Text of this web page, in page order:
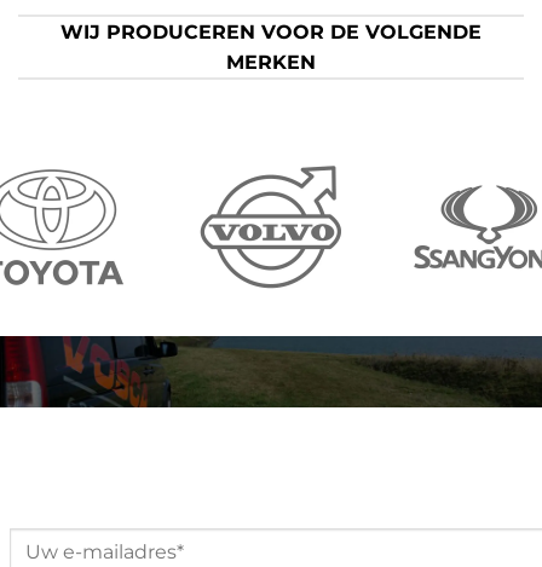
WIJ PRODUCEREN VOOR DE VOLGENDE
MERKEN
Please leave this field empty.